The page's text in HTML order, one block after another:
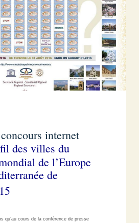
internet
des villes du
de l’Europe
de
qu’au cours de la conférence de presse